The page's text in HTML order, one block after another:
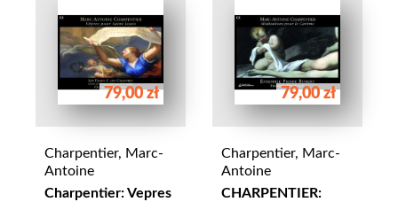
79,00 zł
Charpentier, Marc-
Antoine
Charpentier: Vepres
79,00 zł
Charpentier, Marc-
Antoine
CHARPENTIER: